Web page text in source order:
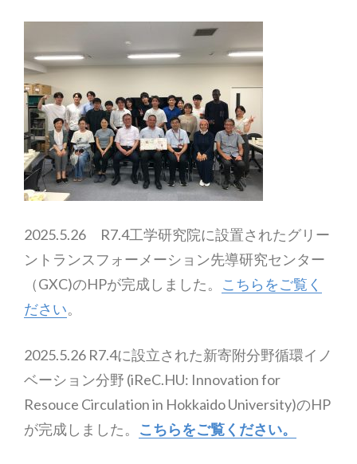
2025.5.26 R7.4工学研究院に設置されたグリー
ントランスフォーメーション先導研究センター
（GXC)のHPが完成しました。 こちらをご覧く
ださい。
2025.5.26 R7.4に設立された新寄附分野循環イノ
ベーション分野 (iReC.HU: Innovation for
Resouce Circulation in Hokkaido University)のHP
が完成しました。 こちらをご覧ください。